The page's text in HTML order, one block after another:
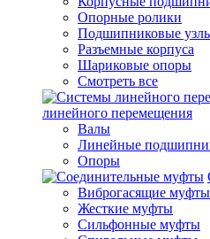
Опорные ролики
Подшипниковые
Разъемные корпуса
Шариковые опоры
Смотреть все
линейного перемещения
Валы
Линейные
Опоры
Виброгасящие муфты
Жесткие муфты
Сильфонные муфты